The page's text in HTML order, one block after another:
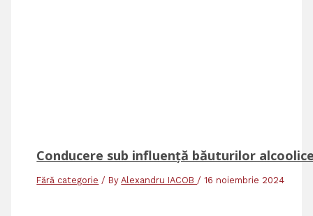
Conducere sub influență băuturilor
Fără categorie / ByAlexandru IACOB/16 noiembrie 2024